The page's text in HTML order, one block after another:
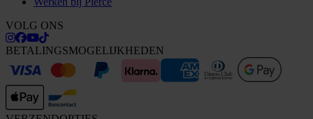
VOLG ONS
BETALINGSMOGELIJKHEDEN